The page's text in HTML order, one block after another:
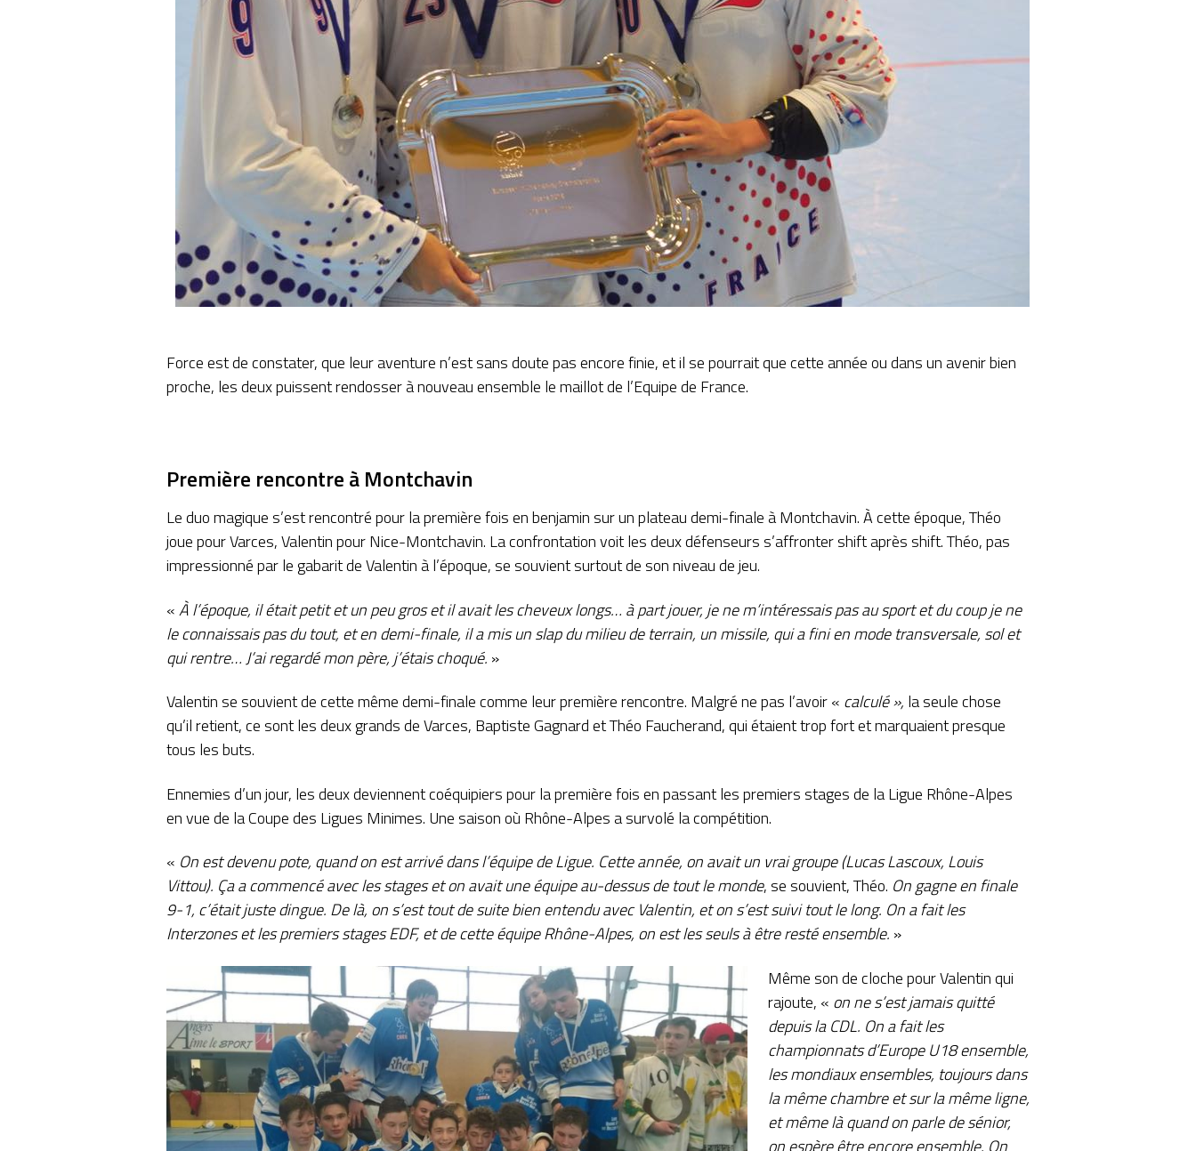
Force est de constater, que leur aventure n’est sans doute pas encore finie, et il se pourrait que cette année ou dans un avenir bien
proche, les deux puissent rendosser à nouveau ensemble le maillot de l’Equipe de France.
Première rencontre à Montchavin
Le duo magique s’est rencontré pour la première fois en benjamin sur un plateau demi-finale à Montchavin. À cette époque, Théo
joue pour Varces, Valentin pour Nice-Montchavin. La confrontation voit les deux défenseurs s’affronter shift après shift. Théo, pas
impressionné par le gabarit de Valentin à l’époque, se souvient surtout de son niveau de jeu.
«À l’époque, il était petit et un peu gros et il avait les cheveux longs… à part jouer, je ne m’intéressais pas au sport et du coup je ne
le connaissais pas du tout, et en demi-finale, il a mis un slap du milieu de terrain, un missile, qui a fini en mode transversale, sol et
qui rentre… J’ai regardé mon père, j’étais choqué. »
Valentin se souvient de cette même demi-finale comme leur première rencontre. Malgré ne pas l’avoir « calculé », la seule chose
qu’il retient, ce sont les deux grands de Varces, Baptiste Gagnard et Théo Faucherand, qui étaient trop fort et marquaient presque
tous les buts.
Ennemies d’un jour, les deux deviennent coéquipiers pour la première fois en passant les premiers stages de la Ligue Rhône-Alpes
en vue de la Coupe des Ligues Minimes. Une saison où Rhône-Alpes a survolé la compétition.
« On est devenu pote, quand on est arrivé dans l’équipe de Ligue. Cette année, on avait un vrai groupe (Lucas Lascoux, Louis
Vittou). Ça a commencé avec les stages et on avait une équipe au-dessus de tout le monde, se souvient, Théo. On gagne en finale
9-1, c’était juste dingue. De là, on s’est tout de suite bien entendu avec Valentin, et on s’est suivi tout le long. On a fait les
Interzones et les premiers stages EDF, et de cette équipe Rhône-Alpes, on est les seuls à être resté ensemble. »
Même son de cloche pour Valentin qui
rajoute, « on ne s’est jamais quitté
depuis la CDL. On a fait les
championnats d’Europe U18 ensemble,
les mondiaux ensembles, toujours dans
la même chambre et sur la même ligne,
et même là quand on parle de sénior,
on espère être encore ensemble. On